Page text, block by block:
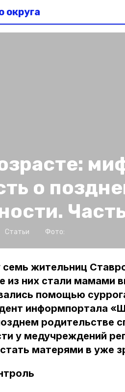
округа
о
Статьи Фото:
семь жительниц
из них стали мамами
помощью
информпортала
родительстве
у медучреждений
матерями в уже